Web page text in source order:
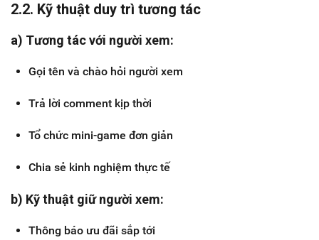
2.2. Kỹ thuật duy trì tương tác
a) Tương tác với người xem:
Gọi tên và chào hỏi người xem
Trả lời comment kịp thời
Tổ chức mini-game đơn giản
Chia sẻ kinh nghiệm thực tế
b) Kỹ thuật giữ người xem:
Thông báo ưu đãi sắp tới